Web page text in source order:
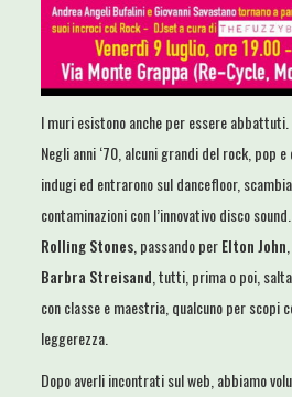
I muri esistono anche per essere
Negli anni ‘70, alcuni grandi del rock, pop
indugi ed entrarono sul dancefloor,
contaminazioni con l’innovativo disco
Rolling Stones , passando perElton John
Barbra Streisand , tutti, prima o poi,
con classe e maestria, qualcuno per scopi
leggerezza.
Dopo averli incontrati sul web, abbiamo